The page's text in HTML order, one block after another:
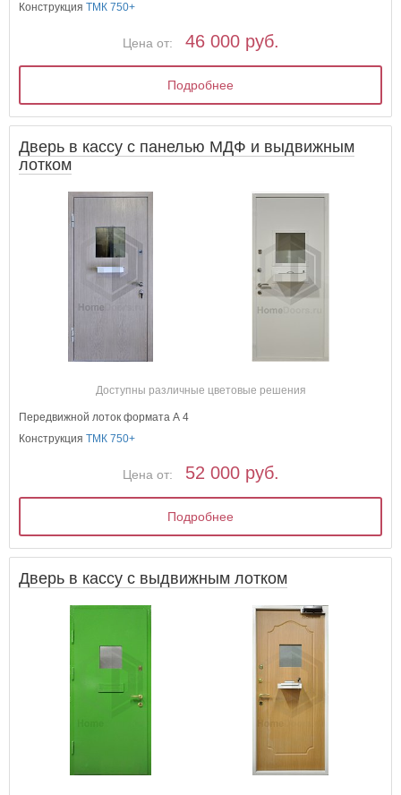
КонструкцияТМК 750+
Цена от: 46 000 руб.
Подробнее
Дверь в кассу с панелью МДФ и выдвижным
лотком
Доступны различные цветовые решения
Передвижной лоток формата А 4
КонструкцияТМК 750+
Цена от: 52 000 руб.
Подробнее
Дверь в кассу с выдвижным лотком